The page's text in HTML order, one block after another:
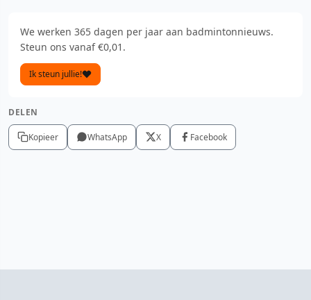
We werken 365 dagen per jaar aan badmintonnieuws.
Steun ons vanaf €0,01.
Ik steun jullie!
DELEN
Kopieer WhatsApp X Facebook